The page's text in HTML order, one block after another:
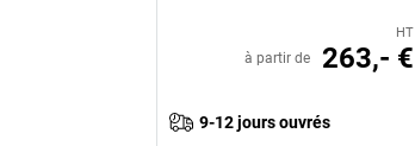
HT
à partir de 263,- €
9-12 jours ouvrés